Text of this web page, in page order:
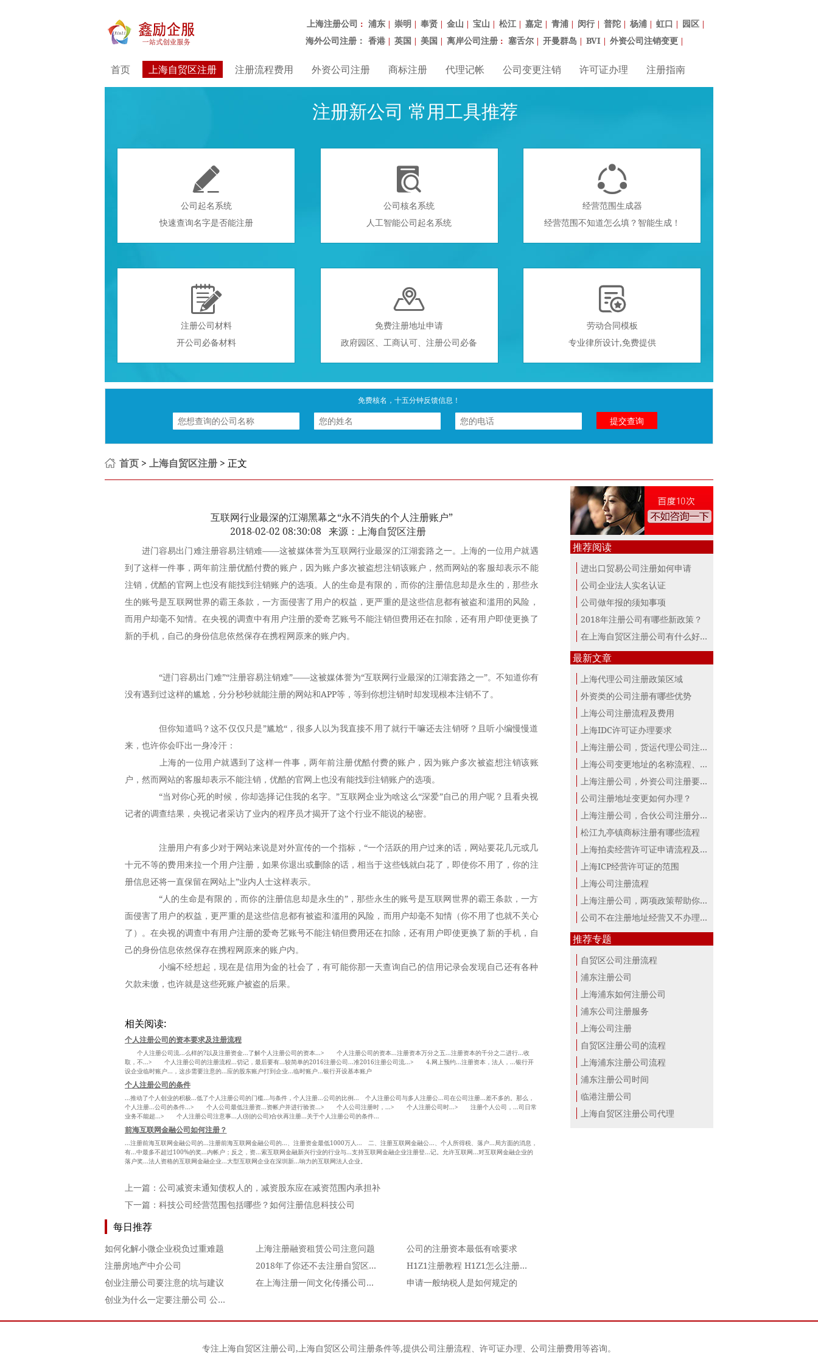
上海注册公司 ： 浦东 | 崇明 | 奉贤 | 金山 | 宝山 | 松江 | 嘉定 | 青浦 | 闵行 | 普陀 | 杨浦 | 虹口 | 园区 |
海外公司注册： 香港 | 英国 | 美国 | 离岸公司注册 ： 塞舌尔 | 开曼群岛 | BVI | 外资公司注销变更 |
首页 上海自贸区注册 注册流程费用 外资公司注册 商标注册 代理记帐 公司变更注销 许可证办理 注册指南
注册新公司 常用工具推荐

公司起名系统
快速查询名字是否能注册

公司核名系统
人工智能公司起名系统

经营范围生成器
经营范围不知道怎么填？智能生成！

注册公司材料
开公司必备材料

免费注册地址申请
政府园区、工商认可、注册公司必备

劳动合同模板
专业律所设计,免费提供
免费核名，十五分钟反馈信息！
首页 > 上海自贸区注册 > 正文
互联网行业最深的江湖黑幕之“永不消失的个人注册账户”
2018-02-02 08:30:08 来源：上海自贸区注册
进门容易出门难注册容易注销难——这被媒体誉为互联网行业最深的江湖套路之一。上海的一位用户就遇
到了这样一件事，两年前注册优酷付费的账户，因为账户多次被盗想注销该账户，然而网站的客服却表示不能
注销，优酷的官网上也没有能找到注销账户的选项。人的生命是有限的，而你的注册信息却是永生的，那些永
生的账号是互联网世界的霸王条款，一方面侵害了用户的权益，更严重的是这些信息都有被盗和滥用的风险，
而用户却毫不知情。在央视的调查中有用户注册的爱奇艺账号不能注销但费用还在扣除，还有用户即使更换了
新的手机，自己的身份信息依然保存在携程网原来的账户内。
“进门容易出门难”“注册容易注销难”——这被媒体誉为“互联网行业最深的江湖套路之一”。不知道你有
没有遇到过这样的尴尬，分分秒秒就能注册的网站和APP等，等到你想注销时却发现根本注销不了。
但你知道吗？这不仅仅只是”尴尬“，很多人以为我直接不用了就行干嘛还去注销呀？且听小编慢慢道
来，也许你会吓出一身冷汗：
上海的一位用户就遇到了这样一件事，两年前注册优酷付费的账户，因为账户多次被盗想注销该账
户，然而网站的客服却表示不能注销，优酷的官网上也没有能找到注销账户的选项。
“当对你心死的时候，你却选择记住我的名字。”互联网企业为啥这么“深爱”自己的用户呢？且看央视
记者的调查结果，央视记者采访了业内的程序员才揭开了这个行业不能说的秘密。
注册用户有多少对于网站来说是对外宣传的一个指标，“一个活跃的用户过来的话，网站要花几元或几
十元不等的费用来拉一个用户注册，如果你退出或删除的话，相当于这些钱就白花了，即使你不用了，你的注
册信息还将一直保留在网站上”业内人士这样表示。
“人的生命是有限的，而你的注册信息却是永生的”，那些永生的账号是互联网世界的霸王条款，一方
面侵害了用户的权益，更严重的是这些信息都有被盗和滥用的风险，而用户却毫不知情（你不用了也就不关心
了）。在央视的调查中有用户注册的爱奇艺账号不能注销但费用还在扣除，还有用户即使更换了新的手机，自
己的身份信息依然保存在携程网原来的账户内。
小编不经想起，现在是信用为金的社会了，有可能你那一天查询自己的信用记录会发现自己还有各种
欠款未缴，也许就是这些死账户被盗的后果。
相关阅读:
个人注册公司的资本要求及注册流程
个人注册公司流...么样的?以及注册资金...了解个人注册公司的资本...> 个人注册公司的资本...注册资本万分之五...注册资本的千分之二进行...收
取，不...> 个人注册公司的注册流程...切记，最后要有...较简单的2016注册公司...准2016注册公司流...> 4.网上预约...注册资本，法人，...银行开
设企业临时账户...，这步需要注意的...应的股东账户打到企业...临时账户...银行开设基本账户
个人注册公司的条件
...推动了个人创业的积极...低了个人注册公司的门槛...与条件，个人注册...公司的比例... 个人注册公司与多人注册公...司在公司注册...差不多的。那么，
个人注册...公司的条件...> 个人公司最低注册资...资帐户并进行验资...> 个人公司注册时，...> 个人注册公司时...> 注册个人公司，...司日常
业务不能超...> 个人注册公司注意事...人(别的公司)合伙再注册...关于个人注册公司的条件...
前海互联网金融公司如何注册？
...注册前海互联网金融公司的...注册前海互联网金融公司的...、注册资金最低1000万人... 二、注册互联网金融公...、个人所得税、落户...局方面的消息，
有...中最多不超过100%的奖...内帐户；反之，资...索互联网金融新兴行业的行业与...支持互联网金融企业注册登...记。允许互联网...对互联网金融企业的
落户奖...法人资格的互联网金融企业...大型互联网企业在深圳新...响力的互联网法人企业。
上一篇： 公司减资未通知债权人的，减资股东应在减资范围内承担补
下一篇： 科技公司经营范围包括哪些？如何注册信息科技公司
每日推荐
如何化解小微企业税负过重难题 上海注册融资租赁公司注意问题
公司的注册资本最低有啥要求
注册房地产中介公司
2018年了你还不去注册自贸区公司吗
H1Z1注册教程 H1Z1怎么注册账号
创业注册公司要注意的坑与建议
在上海注册一间文化传播公司需要什么条件
申请一般纳税人是如何规定的
创业为什么一定要注册公司 公司和个人运营差距真的很大
推荐阅读
进出口贸易公司注册如何申请
公司企业法人实名认证
公司做年报的须知事项
2018年注册公司有哪些新政策？
在上海自贸区注册公司有什么好处？
最新文章
上海代理公司注册政策区域
外资类的公司注册有哪些优势
上海公司注册流程及费用
上海IDC许可证办理要求
上海注册公司，货运代理公司注册条件！
上海公司变更地址的名称流程、材料、...
上海注册公司，外资公司注册要点！
公司注册地址变更如何办理？
上海注册公司，合伙公司注册分析！
松江九亭镇商标注册有哪些流程
上海拍卖经营许可证申请流程及材料
上海ICP经营许可证的范围
上海公司注册流程
上海注册公司，两项政策帮助你最大。
公司不在注册地址经营又不办理变更，...
推荐专题
自贸区公司注册流程
浦东注册公司
上海浦东如何注册公司
浦东公司注册服务
上海公司注册
自贸区注册公司的流程
上海浦东注册公司流程
浦东注册公司时间
临港注册公司
上海自贸区注册公司代理
专注上海自贸区注册公司,上海自贸区公司注册条件等,提供公司注册流程、许可证办理、公司注册费用等咨询。